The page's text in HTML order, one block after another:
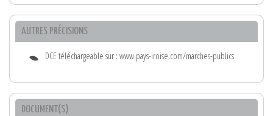
AUTRES PRÉCISIONS
DCE téléchargeable sur : www.pays-iroise.com/marches-publics
DOCUMENT(S)